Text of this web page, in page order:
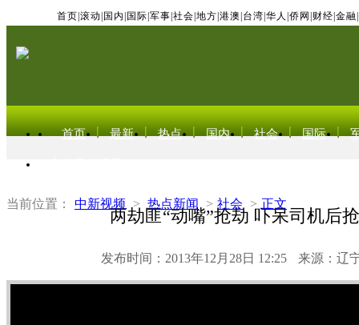
首页 滚动 国内 国际 军事 社会 地方 港澳 台湾 华人 侨网 财经 金融
首页 最新 热点 国内 社会 国际
当前位置： 中新视频 > 热点新闻 > 社会 > 正文
两劫匪“动嘴”抢劫 吓呆司机后
发布时间：2013年12月28日 12:25 来源：辽